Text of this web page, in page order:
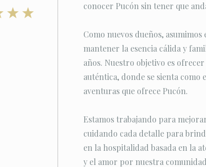
conocer Pucón sin tener que
Como nuevos dueños,
mantener la esencia cálida y
años. Nuestro objetivo es
auténtica, donde se sienta
aventuras que ofrece Pucón.
Estamos trabajando para
cuidando cada detalle para
en la hospitalidad basada en la
y el amor por nuestra